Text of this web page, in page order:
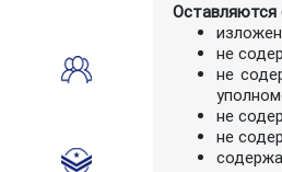
Оставляются
не
не
не
не